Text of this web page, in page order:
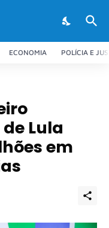
ECONOMIA POLÍCIA E
Lula
em